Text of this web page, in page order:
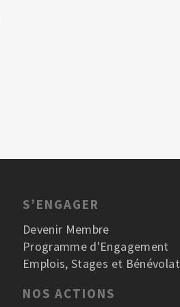
S’ENGAGER
Devenir Membre
Programme d'Engagement
Emplois, Stages et Bénévolat
NOS ACTIONS